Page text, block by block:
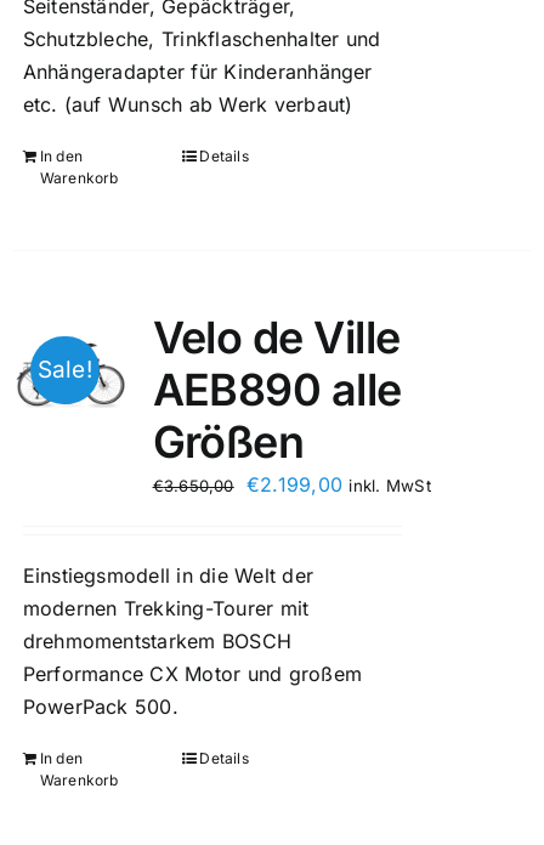
Seitenständer, Gepäckträger,
Schutzbleche, Trinkflaschenhalter und
Anhängeradapter für Kinderanhänger
etc. (auf Wunsch ab Werk verbaut)
In den
Warenkorb
Details
Sale!
Velo de Ville
AEB890 alle
Größen
€3.650,00 €2.199,00 inkl. MwSt
Einstiegsmodell in die Welt der
modernen Trekking-Tourer mit
drehmomentstarkem BOSCH
Performance CX Motor und großem
PowerPack 500.
In den
Warenkorb
Details